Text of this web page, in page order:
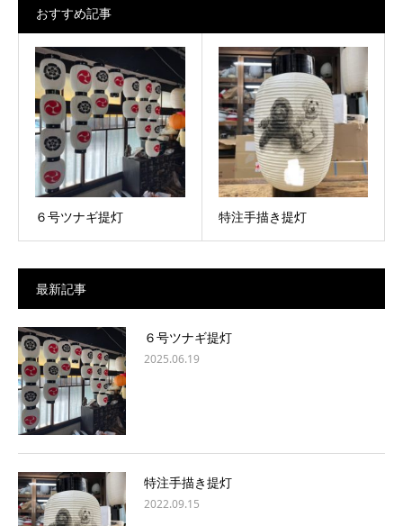
おすすめ記事
６号ツナギ提灯 特注手描き提灯
最新記事
６号ツナギ提灯
2025.06.19
特注手描き提灯
2022.09.15